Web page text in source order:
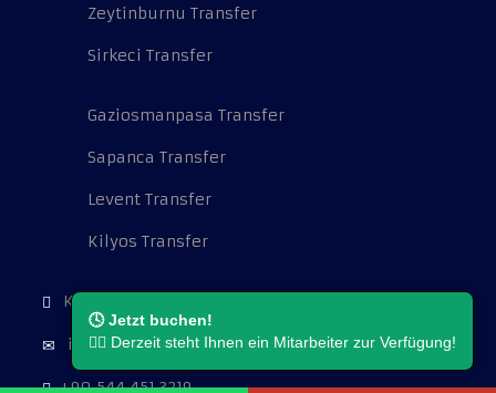
🕓 Jetzt buchen!
👨‍⚖️ Derzeit steht Ihnen ein Mitarbeiter zur Verfügung!
Zeytinburnu Transfer
Sirkeci Transfer
Gaziosmanpasa Transfer
Sapanca Transfer
Levent Transfer
Kilyos Transfer
Kocatepe Mah. Cambazoğlu Sok. No:16.
info@flughafentransferistanbul.de
+90 544 451 3219